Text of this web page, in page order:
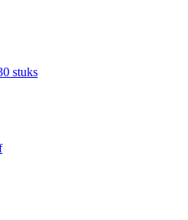
stuks